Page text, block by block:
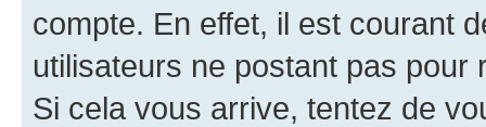
compte. En effet, il est courant
utilisateurs ne postant pas pour
Si cela vous arrive, tentez de